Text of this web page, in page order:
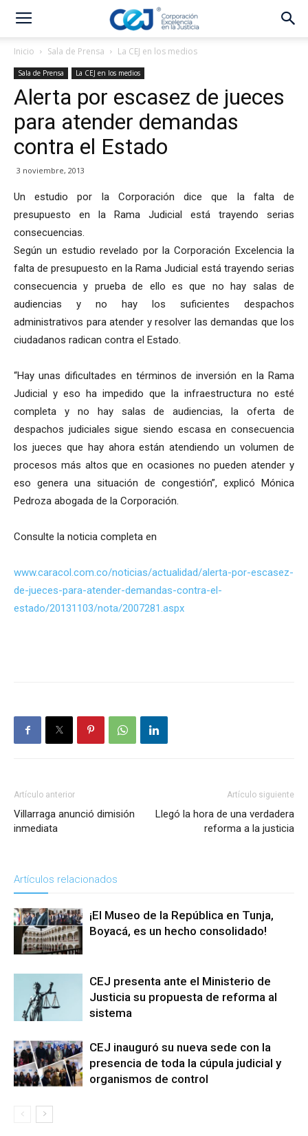
Inicio Sala de Prensa La CEJ en los medios
Sala de Prensa La CEJ en los medios
Alerta por escasez de jueces
para atender demandas
contra el Estado
3 noviembre, 2013
Un estudio por la Corporación dice que la falta de
presupuesto en la Rama Judicial está trayendo serias
consecuencias.
Según un estudio revelado por la Corporación Excelencia la
falta de presupuesto en la Rama Judicial está trayendo serias
consecuencia y prueba de ello es que no hay salas de
audiencias y no hay los suficientes despachos
administrativos para atender y resolver las demandas que los
ciudadanos radican contra el Estado.
“Hay unas dificultades en términos de inversión en la Rama
Judicial y eso ha impedido que la infraestructura no esté
completa y no hay salas de audiencias, la oferta de
despachos judiciales sigue siendo escasa en consecuencia
los jueces que hay ahora están atendiendo un volumen de
procesos más altos que en ocasiones no pueden atender y
eso genera una situación de congestión”, explicó Mónica
Pedroza abogada de la Corporación.
Consulte la noticia completa en
www.caracol.com.co/noticias/actualidad/alerta-por-escasez-
de-jueces-para-atender-demandas-contra-el-
estado/20131103/nota/2007281.aspx
Artículo anterior
Villarraga anunció dimisión
inmediata
Artículo siguiente
Llegó la hora de una verdadera
reforma a la justicia
Artículos relacionados
¡El Museo de la República en Tunja,
Boyacá, es un hecho consolidado!
CEJ presenta ante el Ministerio de
Justicia su propuesta de reforma al
sistema
CEJ inauguró su nueva sede con la
presencia de toda la cúpula judicial y
organismos de control